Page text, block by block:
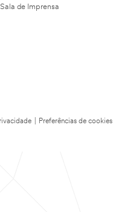
Sala de Imprensa
Preferências de cookies